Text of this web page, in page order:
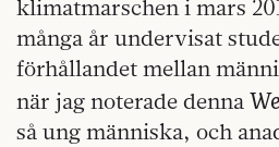
klimatmarschen i mars
många år undervisat
förhållandet mellan
när jag noterade denna
så ung människa, och